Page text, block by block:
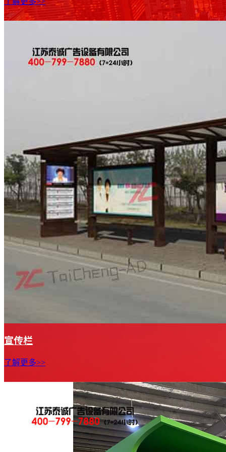
宣传栏
了解更多>>